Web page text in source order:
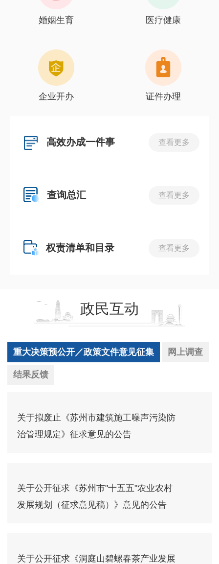
婚姻生育 医疗健康
企业开办 证件办理
高效办成一件事 查看更多
查询总汇 查看更多
权责清单和目录 查看更多
政民互动
重大决策预公开／政策文件意见征集 网上调查
结果反馈
关于拟废止《苏州市建筑施工噪声污染防
治管理规定》征求意见的公告
关于公开征求《苏州市"十五五"农业农村
发展规划（征求意见稿）》意见的公告
关于公开征求《洞庭山碧螺春茶产业发展